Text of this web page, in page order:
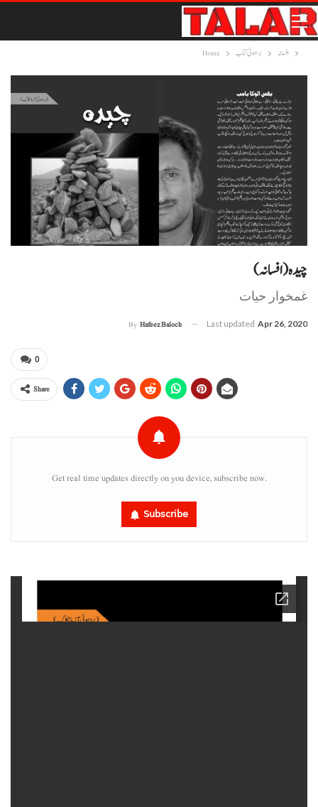
Home براہوئی کتاب افسانہ
(چیدہ (افسانہ
غمخوار حیات
By Hafeez Baloch Last updated Apr 26, 2020
0
Share
Get real time updates directly on you device, subscribe now.
Subscribe